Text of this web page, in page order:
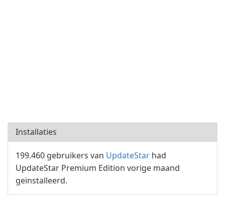
Installaties
199.460 gebruikers van UpdateStar had
UpdateStar Premium Edition vorige maand
geïnstalleerd.